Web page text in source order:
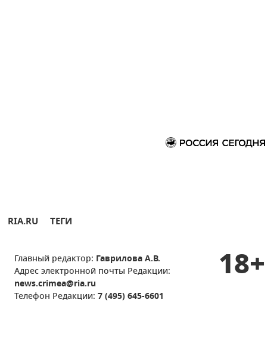
RIA.RU ТЕГИ
Главный редактор: Гаврилова А.В.
Адрес электронной почты Редакции:
news.crimea@ria.ru
Телефон Редакции: 7 (495) 645-6601
18+